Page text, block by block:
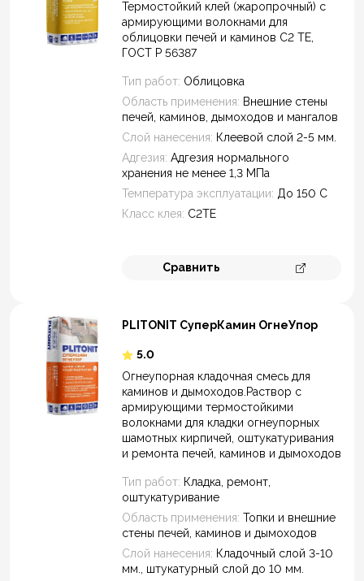
Натуральный и искусственный камень
Класс клея по ГОСТ 56387
Дополнительные свойства
Внешние стены
Топка
Тип кирпича
Глиняный
Оштукатуривание
Температура эксплуатации
Термостойкий клей (жаропрочный) с
армирующими волокнами для
облицовки печей и каминов С2 ТЕ,
ГОСТ Р 56387
Тип работ: Облицовка
Область применения: Внешние стены
печей, каминов, дымоходов и мангалов
Слой нанесения: Клеевой слой 2-5 мм.
Адгезия: Адгезия нормального
хранения не менее 1,3 МПа
Температура эксплуатации: До 150 С
Класс клея: С2ТЕ
Сравнить
Перейти к
PLITONIT СуперКамин ОгнеУпор
5.0
Огнеупорная кладочная смесь для
каминов и дымоходов.Раствор с
армирующими термостойкими
волокнами для кладки огнеупорных
шамотных кирпичей, оштукатуривания
и ремонта печей, каминов и дымоходов
Тип работ: Кладка, ремонт,
оштукатуривание
Область применения: Топки и внешние
стены печей, каминов и дымоходов
Слой нанесения: Кладочный слой 3-10
мм., штукатурный слой до 10 мм.